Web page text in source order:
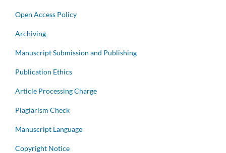
Open Access Policy
Archiving
Manuscript Submission and Publishing
Publication Ethics
Article Processing Charge
Plagiarism Check
Manuscript Language
Copyright Notice